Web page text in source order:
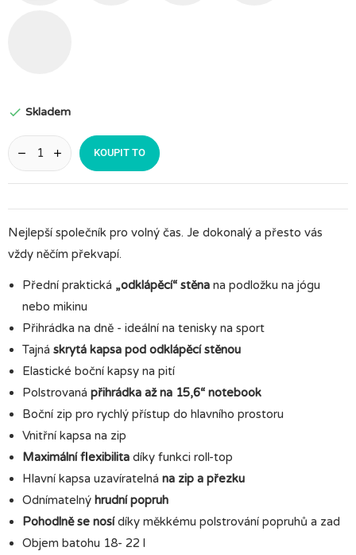
 Skladem
KOUPIT TO
Nejlepší společník pro volný čas. Je dokonalý a přesto vás
vždy něčím překvapí.
Přední praktická „odklápěcí“ stěna na podložku na jógu
nebo mikinu
Přihrádka na dně - ideální na tenisky na sport
Tajná skrytá kapsa pod odklápěcí stěnou
Elastické boční kapsy na pití
Polstrovaná přihrádka až na 15,6“ notebook
Boční zip pro rychlý přístup do hlavního prostoru
Vnitřní kapsa na zip
Maximální flexibilita díky funkci roll-top
Hlavní kapsa uzavíratelná na zip a přezku
Odnímatelný hrudní popruh
Pohodlně se nosídíky měkkému polstrování popruhů a zad
Objem batohu 18- 22 l